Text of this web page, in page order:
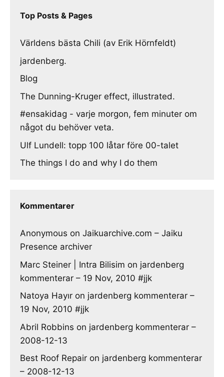
Top Posts & Pages
Världens bästa Chili (av Erik Hörnfeldt)
jardenberg.
Blog
The Dunning-Kruger effect, illustrated.
#ensakidag - varje morgon, fem minuter om
något du behöver veta.
Ulf Lundell: topp 100 låtar före 00-talet
The things I do and why I do them
Kommentarer
Anonymous on Jaikuarchive.com – Jaiku
Presence archiver
Marc Steiner | Intra Bilisim on jardenberg
kommenterar – 19 Nov, 2010 #jjk
Natoya Hayır on jardenberg kommenterar –
19 Nov, 2010 #jjk
Abril Robbins on jardenberg kommenterar –
2008-12-13
Best Roof Repair on jardenberg kommenterar
– 2008-12-13